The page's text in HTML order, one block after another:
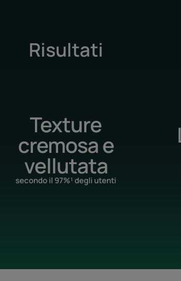
Risultati
Texture
cremosa e
vellutata
secondo il 97%¹ degli utenti